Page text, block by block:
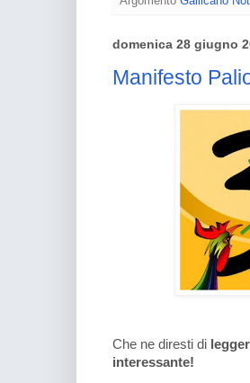
domenica 28 giugno
Manifesto
Che ne diresti di
interessante!